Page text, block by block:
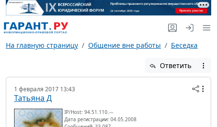
На главную страницу Общение вне работы Беседка
Ответить
1 февраля 2017 13:43
Татьяна Д
IP/Host: 94.51.110.---
Дата регистрации: 04.05.2008